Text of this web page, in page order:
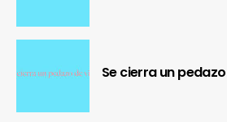
Se cierra un